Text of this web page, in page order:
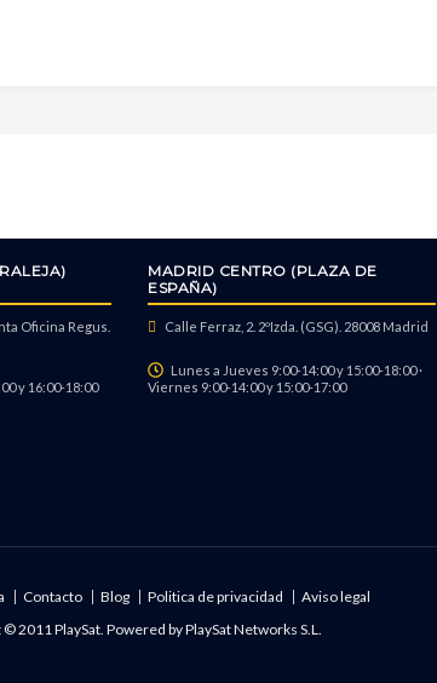
Oficina Regus.
y 16:00-18:00
MADRID CENTRO (PLAZA DE
ESPAÑA)
Calle Ferraz, 2. 2ºIzda. (GSG). 28008 Madrid
Lunes a Jueves 9:00-14:00 y 15:00-18:00 ·
Viernes 9:00-14:00 y 15:00-17:00
Contacto Blog Politica de privacidad
Aviso legal
2011 PlaySat. Powered byPlaySat Networks S.L.